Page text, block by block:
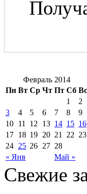
Февраль 2014
Пн Вт Ср Чт Пт Сб Вс
« Янв Май »
1
2
3
4 5 6 7 8
9
10 11 12 13 14 15 16
17 18 19 20 21 22 23
24 25 26 27 28
Свежие